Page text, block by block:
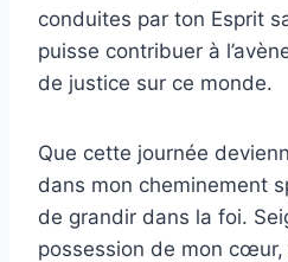
conduites par ton Esprit
puisse contribuer à
de justice sur ce monde.
Que cette journée
dans mon cheminement
de grandir dans la foi.
possession de mon